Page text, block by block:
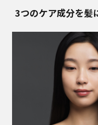
3つのケア成分を髪